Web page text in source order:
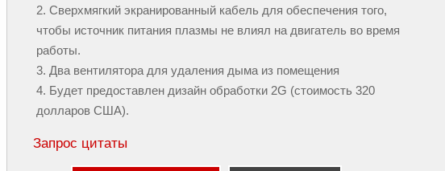
2. Сверхмягкий экранированный кабель для обеспечения того,
чтобы источник питания плазмы не влиял на двигатель во время
работы.
3. Два вентилятора для удаления дыма из помещения
4. Будет предоставлен дизайн обработки 2G (стоимость 320
долларов США).
Запрос цитаты